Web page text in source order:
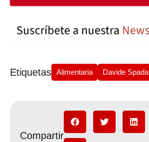
Etiquetas Alimentaria Davide Spada
Compartir